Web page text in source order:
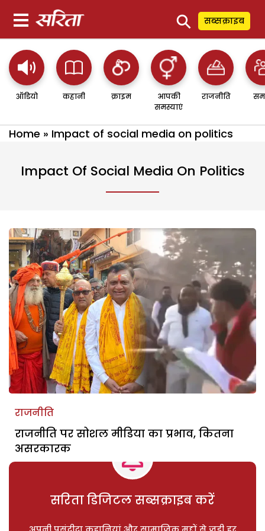
⚲ सब्सक्राइब
ऑडियो कहानी क्राइम
आपकी
समस्याएं
राजनीति
Home » Impact of social media on politics
Impact Of Social Media On Politics
राजनीति
राजनीति पर सोशल मीडिया का प्रभाव, कितना
असरकारक
सरिता डिजिटल सब्सक्राइब करें